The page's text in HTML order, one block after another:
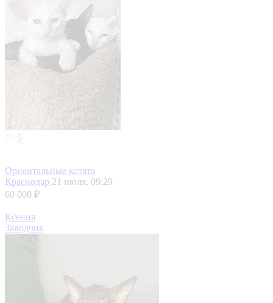
5
Ориентальные котята
Краснодар 21 июля, 09:29
60 000 ₽
Ксения
Заводчик